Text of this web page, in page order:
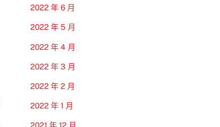
2022 年 6 月
2022 年 5 月
2022 年 4 月
2022 年 3 月
2022 年 2 月
2022 年 1 月